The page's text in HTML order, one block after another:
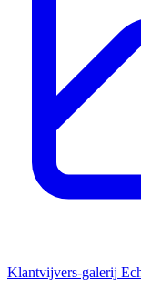
Klantvijvers-galerij